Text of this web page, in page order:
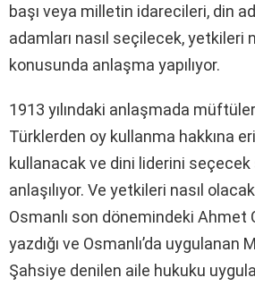
başı veya milletin idarecileri, din
adamları nasıl seçilecek, yetkileri
konusunda anlaşma yapılıyor.
1913 yılındaki anlaşmada
Türklerden oy kullanma hakkına
kullanacak ve dini liderini seçecek
anlaşılıyor. Ve yetkileri nasıl
Osmanlı son dönemindeki Ahmet
yazdığı ve Osmanlı’da uygulanan
Şahsiye denilen aile hukuku